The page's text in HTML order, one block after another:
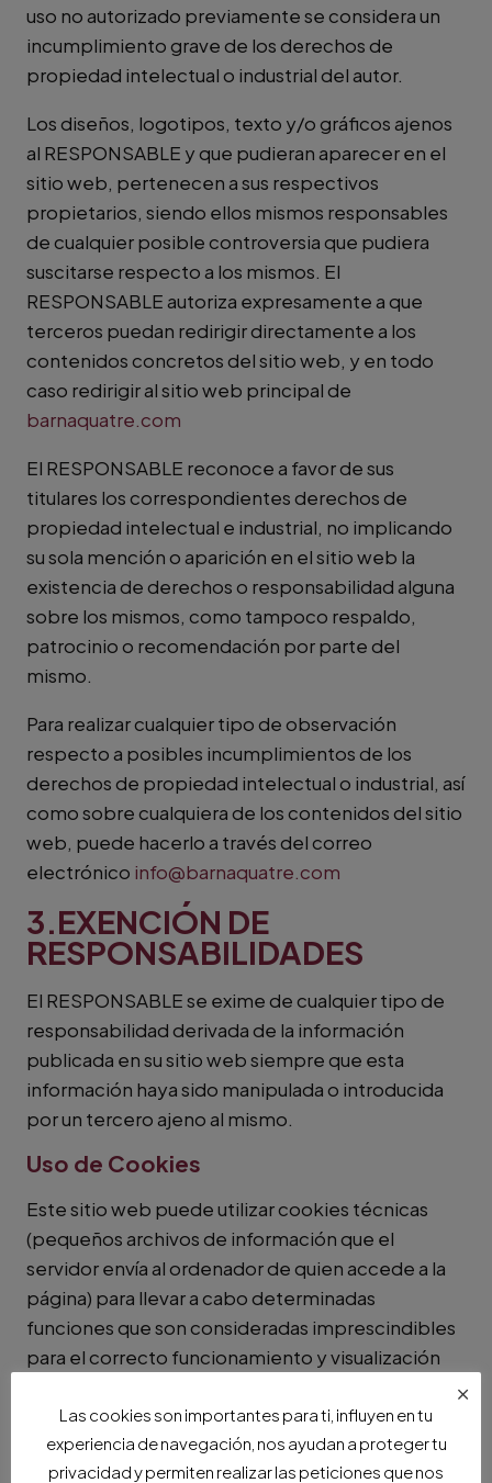
uso no autorizado previamente se considera un
incumplimiento grave de los derechos de
propiedad intelectual o industrial del autor.
Los diseños, logotipos, texto y/o gráficos ajenos
al RESPONSABLE y que pudieran aparecer en el
sitio web, pertenecen a sus respectivos
propietarios, siendo ellos mismos responsables
de cualquier posible controversia que pudiera
suscitarse respecto a los mismos. El
RESPONSABLE autoriza expresamente a que
terceros puedan redirigir directamente a los
contenidos concretos del sitio web, y en todo
caso redirigir al sitio web principal de
barnaquatre.com
El RESPONSABLE reconoce a favor de sus
titulares los correspondientes derechos de
propiedad intelectual e industrial, no implicando
su sola mención o aparición en el sitio web la
existencia de derechos o responsabilidad alguna
sobre los mismos, como tampoco respaldo,
patrocinio o recomendación por parte del
mismo.
Para realizar cualquier tipo de observación
respecto a posibles incumplimientos de los
derechos de propiedad intelectual o industrial, así
como sobre cualquiera de los contenidos del sitio
web, puede hacerlo a través del correo
electrónico info@barnaquatre.com
3.EXENCIÓN DE
RESPONSABILIDADES
El RESPONSABLE se exime de cualquier tipo de
responsabilidad derivada de la información
publicada en su sitio web siempre que esta
información haya sido manipulada o introducida
por un tercero ajeno al mismo.
Uso de Cookies
Este sitio web puede utilizar cookies técnicas
(pequeños archivos de información que el
servidor envía al ordenador de quien accede a la
página) para llevar a cabo determinadas
funciones que son consideradas imprescindibles
para el correcto funcionamiento y visualización
caso, carácter temporal, con la única finalidad de
hacer más eficaz la navegación, y desaparecen al
terminar la sesión del usuario. En ningún caso,
×
Las cookies son importantes para ti, influyen en tu
experiencia de navegación, nos ayudan a proteger tu
privacidad y permiten realizar las peticiones que nos